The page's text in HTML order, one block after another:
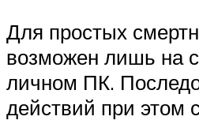
Для простых
возможен лишь на
личном ПК.
действий при этом